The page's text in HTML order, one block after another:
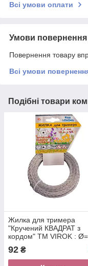
Всі умови оплати
Умови повернення
Повернення товару
Всі умови
Подібні товари
Жилка для тримера
"Кручений КВАДРАТ з
кордом" TM VIROK : Ø=
92 ₴